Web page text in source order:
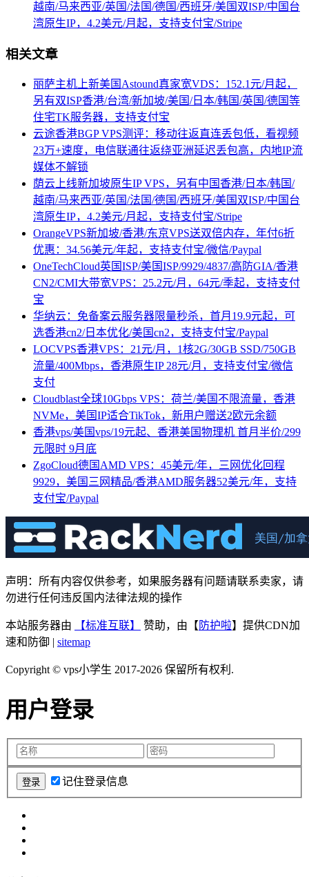
越南/马来西亚/英国/法国/德国/西班牙/美国双ISP/中国台
湾原生IP，4.2美元/月起，支持支付宝/Stripe
相关文章
丽萨主机上新美国Astound真家宽VDS：152.1元/月起，
另有双ISP香港/台湾/新加坡/美国/日本/韩国/英国/德国等
住宅TK服务器，支持支付宝
云途香港BGP VPS测评：移动往返直连丢包低，看视频
23万+速度，电信联通往返绕亚洲延迟丢包高，内地IP流
媒体不解锁
荫云上线新加坡原生IP VPS，另有中国香港/日本/韩国/
越南/马来西亚/英国/法国/德国/西班牙/美国双ISP/中国台
湾原生IP，4.2美元/月起，支持支付宝/Stripe
OrangeVPS新加坡/香港/东京VPS送双倍内存，年付6折
优惠：34.56美元/年起，支持支付宝/微信/Paypal
OneTechCloud英国ISP/美国ISP/9929/4837/高防GIA/香港
CN2/CMI大带宽VPS：25.2元/月，64元/季起，支持支付
宝
华纳云：免备案云服务器限量秒杀，首月19.9元起，可
选香港cn2/日本优化/美国cn2，支持支付宝/Paypal
LOCVPS香港VPS：21元/月，1核2G/30GB SSD/750GB
流量/400Mbps，香港原生IP 28元/月，支持支付宝/微信
支付
Cloudblast全球10Gbps VPS：荷兰/美国不限流量，香港
NVMe，美国IP适合TikTok，新用户赠送2欧元余额
香港vps/美国vps/19元起、香港美国物理机 首月半价/299
元限时 9月底
ZgoCloud德国AMD VPS：45美元/年，三网优化回程
9929，美国三网精品/香港AMD服务器52美元/年，支持
支付宝/Paypal
声明：所有内容仅供参考，如果服务器有问题请联系卖家，请
勿进行任何违反国内法律法规的操作
本站服务器由 【标准互联】 赞助，由【 防护啦】提供CDN加
速和防御 | sitemap
Copyright © vps小学生 2017-2026 保留所有权利.
用户登录
记住登录信息